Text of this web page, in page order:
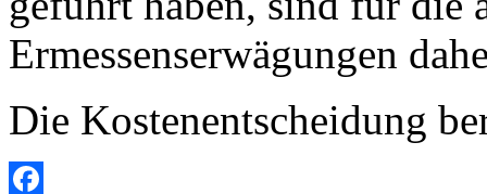
Ermessenserwägungen
Die Kostenentscheidung